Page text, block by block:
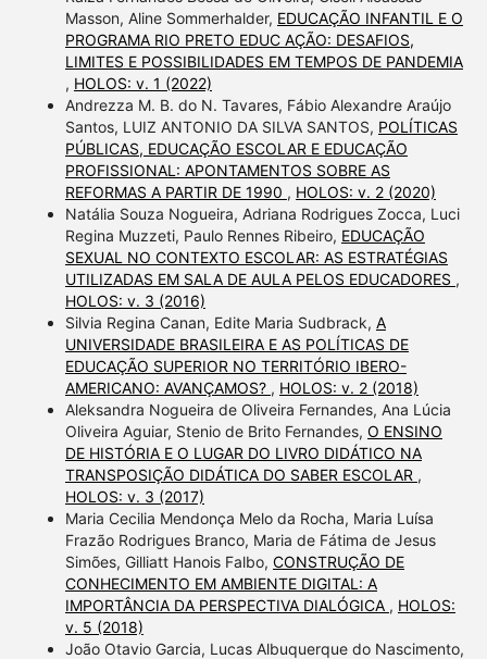
Masson, Aline Sommerhalder, EDUCAÇÃO INFANTIL E O
PROGRAMA RIO PRETO EDUC AÇÃO: DESAFIOS,
LIMITES E POSSIBILIDADES EM TEMPOS DE PANDEMIA
, HOLOS: v. 1 (2022)
Andrezza M. B. do N. Tavares, Fábio Alexandre Araújo
Santos, LUIZ ANTONIO DA SILVA SANTOS, POLÍTICAS
PÚBLICAS, EDUCAÇÃO ESCOLAR E EDUCAÇÃO
PROFISSIONAL: APONTAMENTOS SOBRE AS
REFORMAS A PARTIR DE 1990 , HOLOS: v. 2 (2020)
Natália Souza Nogueira, Adriana Rodrigues Zocca, Luci
Regina Muzzeti, Paulo Rennes Ribeiro, EDUCAÇÃO
SEXUAL NO CONTEXTO ESCOLAR: AS ESTRATÉGIAS
UTILIZADAS EM SALA DE AULA PELOS EDUCADORES ,
HOLOS: v. 3 (2016)
Silvia Regina Canan, Edite Maria Sudbrack, A
UNIVERSIDADE BRASILEIRA E AS POLÍTICAS DE
EDUCAÇÃO SUPERIOR NO TERRITÓRIO IBERO-
AMERICANO: AVANÇAMOS? , HOLOS: v. 2 (2018)
Aleksandra Nogueira de Oliveira Fernandes, Ana Lúcia
Oliveira Aguiar, Stenio de Brito Fernandes, O ENSINO
DE HISTÓRIA E O LUGAR DO LIVRO DIDÁTICO NA
TRANSPOSIÇÃO DIDÁTICA DO SABER ESCOLAR ,
HOLOS: v. 3 (2017)
Maria Cecilia Mendonça Melo da Rocha, Maria Luísa
Frazão Rodrigues Branco, Maria de Fátima de Jesus
Simões, Gilliatt Hanois Falbo, CONSTRUÇÃO DE
CONHECIMENTO EM AMBIENTE DIGITAL: A
IMPORTÂNCIA DA PERSPECTIVA DIALÓGICA , HOLOS:
v. 5 (2018)
João Otavio Garcia, Lucas Albuquerque do Nascimento,